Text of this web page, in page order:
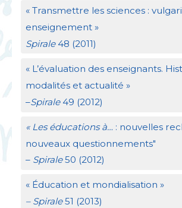
« Transmettre les sciences :
enseignement »
Spirale48 (2011)
« L’évaluation des enseignants.
modalités et actualité »
–Spirale49 (2012)
« Les éducations à… : nouvelles
nouveaux questionnements"
– Spirale50 (2012)
« Éducation et mondialisation »
– Spirale51 (2013)